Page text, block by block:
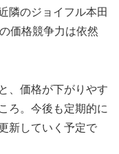
隣のジョイフル本田
価格競争力は依然
、価格が下がりやす
ろ。今後も定期的に
新していく予定で